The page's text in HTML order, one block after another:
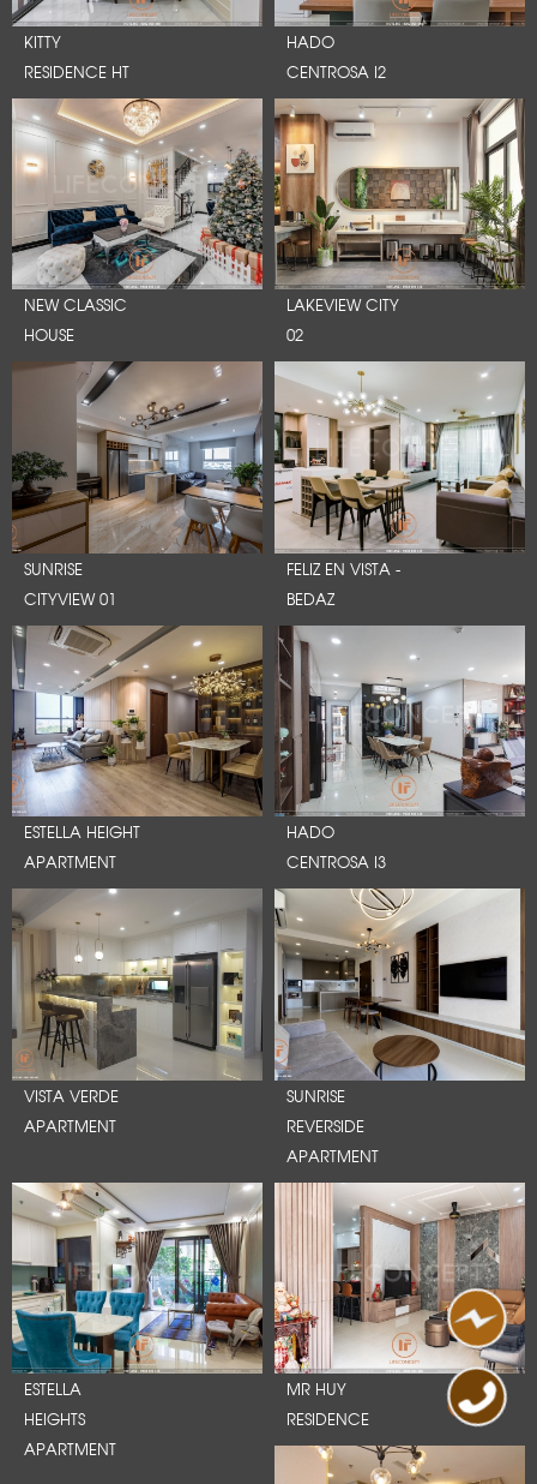
KITTY
RESIDENCE HT
HADO
CENTROSA I2
NEW CLASSIC
HOUSE
LAKEVIEW CITY
02
SUNRISE
CITYVIEW 01
FELIZ EN VISTA -
BEDAZ
ESTELLA HEIGHT
APARTMENT
HADO
CENTROSA I3
VISTA VERDE
APARTMENT
SUNRISE
REVERSIDE
APARTMENT
ESTELLA
HEIGHTS
APARTMENT
MR HUY
RESIDENCE